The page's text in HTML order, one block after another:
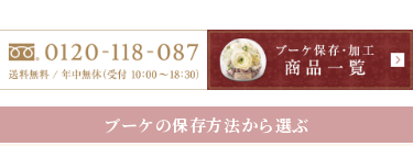
ブーケの保存方法から選ぶ